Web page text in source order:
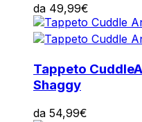
da 49,99€
Tappeto Cuddle
Shaggy
da 54,99€